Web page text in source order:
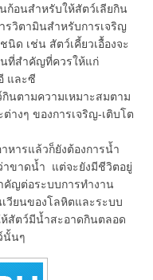
ก้อนสำหรับให้สัตว์เลียกิน
รวิตามินสำหรับการเจริญ
ด เช่น สัตว์เคี้ยวเอื้องจะ
นที่สำคัญที่ควรให้แก่
และซี
นตามความเหมาะสมตาม
างๆ ของการเจริญ-เติบโต
หารแล้วก็ยังต้องการน้ำ
าขาดน้ำ แต่จะยังมีชีวิตอยู่
ญต่อระบบการทำงาน
วียนของโลหิตและระบบ
สัตว์มีน้ำสะอาดกินตลอด
นั้นๆ